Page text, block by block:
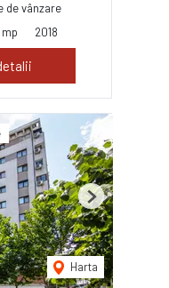
de vânzare
2018
Harta
Next